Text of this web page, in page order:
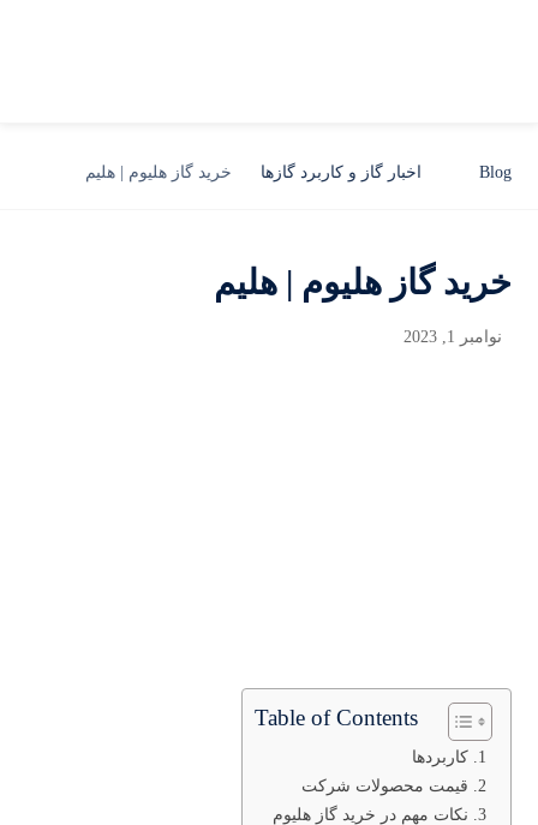
Blog اخبار گاز و کاربرد گازها خرید گاز هلیوم | هلیم
خرید گاز هلیوم | هلیم
نوامبر 1, 2023
Table of Contents
کاربردها
قیمت محصولات شرکت
نکات مهم در خرید گاز هلیوم